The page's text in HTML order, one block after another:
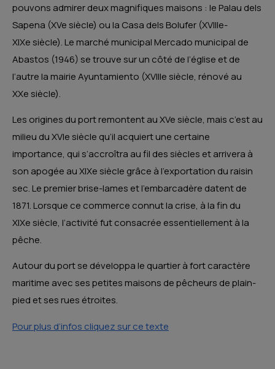
pouvons admirer deux magnifiques maisons : le Palau dels
Sapena (XVe siècle) ou la Casa dels Bolufer (XVIIIe-
XIXe siècle). Le marché municipal Mercado municipal de
Abastos (1946) se trouve sur un côté de l’église et de
l’autre la mairieAyuntamiento (XVIIIe siècle, rénové au
XXe siècle).
Les origines du port remontent au XVe siècle, mais c’est au
milieu du XVIe siècle qu’il acquiert une certaine
importance, qui s’accroîtra au fil des siècles et arrivera à
son apogée au XIXe siècle grâce à l’exportation du raisin
sec. Le premier brise-lames et l’embarcadère datent de
1871. Lorsque ce commerce connut la crise, à la fin du
XIXe siècle, l’activité fut consacrée essentiellement à la
pêche.
Autour du port se développa le quartier à fort caractère
maritime avec ses petites maisons de pêcheurs de plain-
pied et ses rues étroites.
Pour plus d’infos cliquez sur ce texte